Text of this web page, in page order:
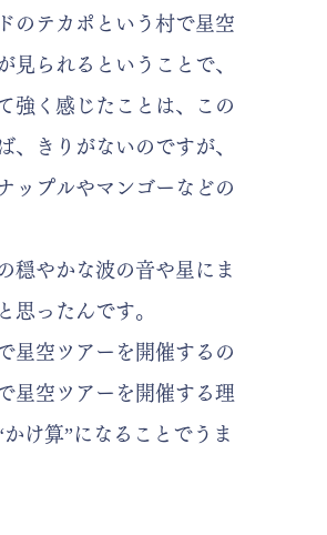
のテカポという村で星空
見られるということで、
強く感じたことは、この
、きりがないのですが、
ップルやマンゴーなどの
穏やかな波の音や星にま
思ったんです。
星空ツアーを開催するの
星空ツアーを開催する理
け算”になることでうま